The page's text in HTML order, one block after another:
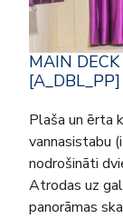
MAIN
Plaša un ērta
vannasistabu
nodrošināti
Atrodas uz
panorāmas